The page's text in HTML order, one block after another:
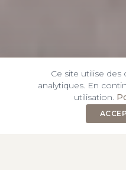
Ce site utilise
analytiques. En
utilisation.